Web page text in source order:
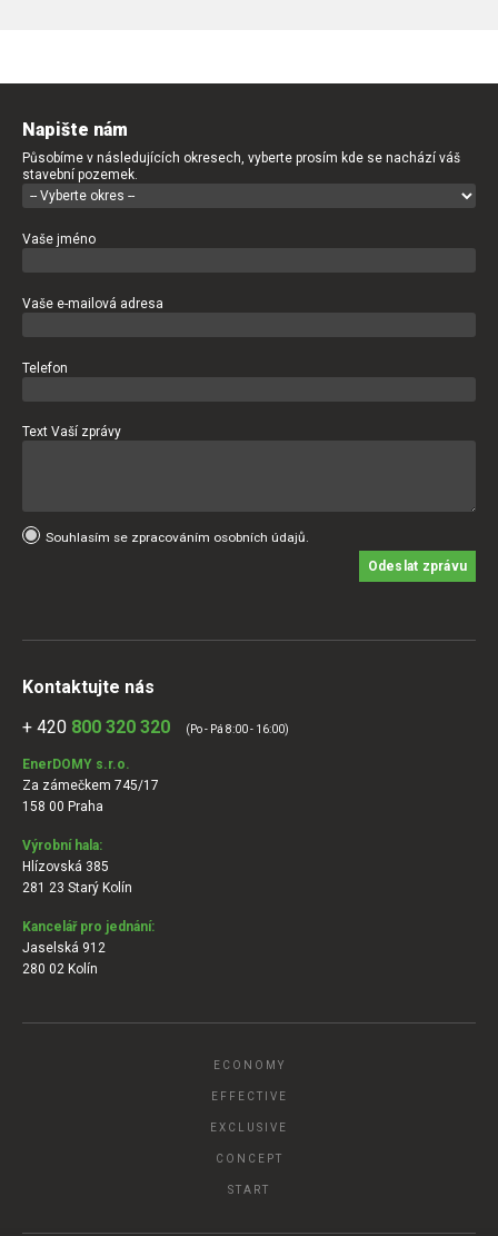
Napište nám
Působíme v následujících okresech, vyberte prosím kde se nachází váš
stavební pozemek.
Vaše jméno
Vaše e-mailová adresa
Telefon
Text Vaší zprávy
Souhlasím se zpracováním osobních údajů.
Odeslat zprávu
Kontaktujte nás
+ 420 800 320 320 (Po - Pá 8:00 - 16:00)
EnerDOMY s.r.o.
Za zámečkem 745/17
158 00 Praha
Výrobní hala:
Hlízovská 385
281 23 Starý Kolín
Kancelář pro jednání:
Jaselská 912
280 02 Kolín
ECONOMY
EFFECTIVE
EXCLUSIVE
CONCEPT
START